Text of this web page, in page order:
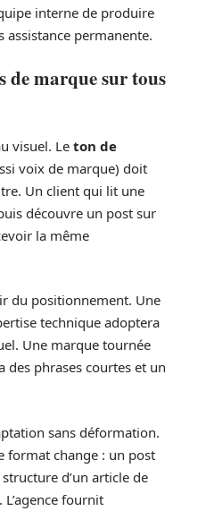
interne de produire
assistance permanente.
de marque sur tous
visuel. Le ton de
voix de marque) doit
Un client qui lit une
découvre un post sur
la même
du positionnement. Une
technique adoptera
Une marque tournée
des phrases courtes et un
sans déformation.
format change : un post
d’un article de
fournit